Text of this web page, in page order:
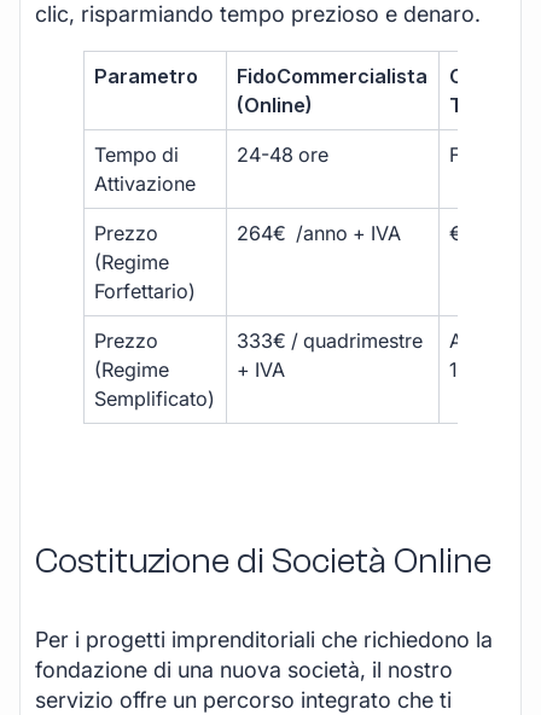
clic, risparmiando tempo prezioso e denaro.
Parametro
FidoCommercialista
(Online)
Tempo di
Attivazione
24-48 ore Fino a 30
Prezzo
(Regime
Forfettario)
264€ /anno + IVA €500 –
Prezzo
(Regime
Semplificato)
333€ / quadrimestre
+ IVA
A partire
1800 € +
Costituzione di Società Online
Per i progetti imprenditoriali che richiedono la
fondazione di una nuova società, il nostro
servizio offre un percorso integrato che ti